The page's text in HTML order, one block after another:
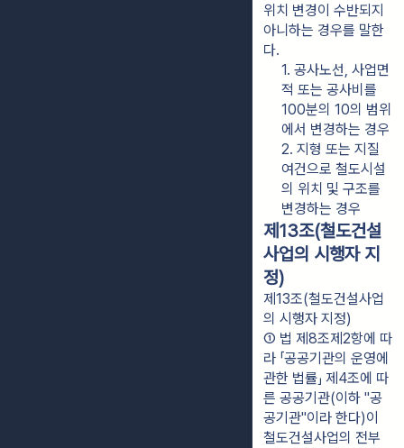
위치 변경이 수반되지
아니하는 경우를 말한
다.
1. 공사노선, 사업면
적 또는 공사비를
100분의 10의 범위
에서 변경하는 경우
2. 지형 또는 지질
여건으로 철도시설
의 위치 및 구조를
변경하는 경우
제13조(철도건설
사업의 시행자 지
정)
제13조(철도건설사업
의 시행자 지정)
① 법 제8조제2항에 따
라 「공공기관의 운영에
관한 법률」 제4조에 따
른 공공기관(이하 "공
공기관"이라 한다)이
철도건설사업의 전부